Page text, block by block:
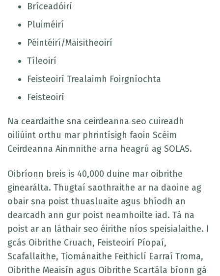
Bríceadóirí
Pluiméirí
Péintéirí/Maisitheoirí
Tíleoirí
Feisteoirí Trealaimh Foirgníochta
Feisteoirí
Na ceardaithe sna ceirdeanna seo cuireadh
oiliúint orthu mar phrintísigh faoin Scéim
Ceirdeanna Ainmnithe arna heagrú ag SOLAS.
Oibríonn breis is 40,000 duine mar oibrithe
ginearálta. Thugtaí saothraithe ar na daoine ag
obair sna poist thuasluaite agus bhíodh an
dearcadh ann gur poist neamhoilte iad. Tá na
poist ar an láthair seo éirithe níos speisialaithe. I
gcás Oibrithe Cruach, Feisteoirí Píopaí,
Scafallaithe, Tiománaithe Feithiclí Earraí Troma,
Oibrithe Meaisín agus Oibrithe Scartála bíonn gá